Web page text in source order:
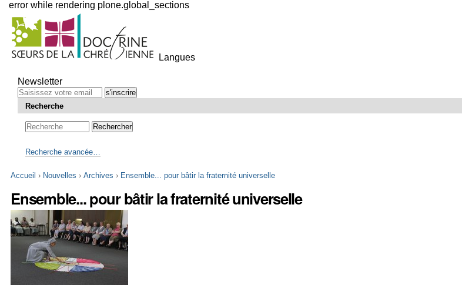
error while rendering plone.global_sections
Outils
personnels
Langues
au
contenu.
Aller
Newsletter
Recherche
Recherche avancée…
Accueil › Nouvelles ›Archives › Ensemble... pour bâtir la fraternité universelle
Ensemble... pour bâtir la fraternité universelle